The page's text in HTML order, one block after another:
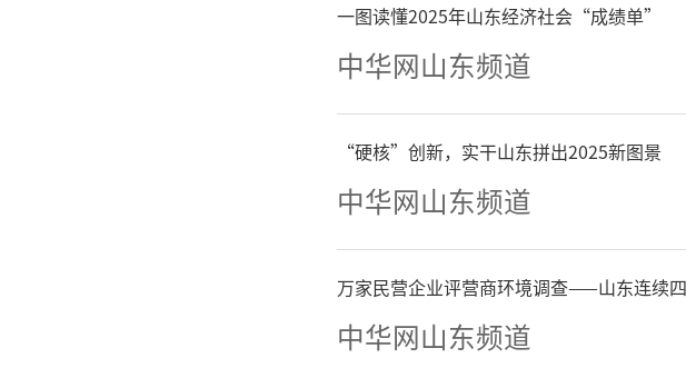
议、送政策、解难
批基础条件好的
池”，建立市级备
国家级科研工作站
以来，全市新增博
71家，实现县域全覆
一图读懂2025年山东经济社会“成绩单”
中华网山东频道
“硬核”创新，实干山东拼出2025新图景
中华网山东频道
万家民营企业评营商环境调查——山东连续
中华网山东频道